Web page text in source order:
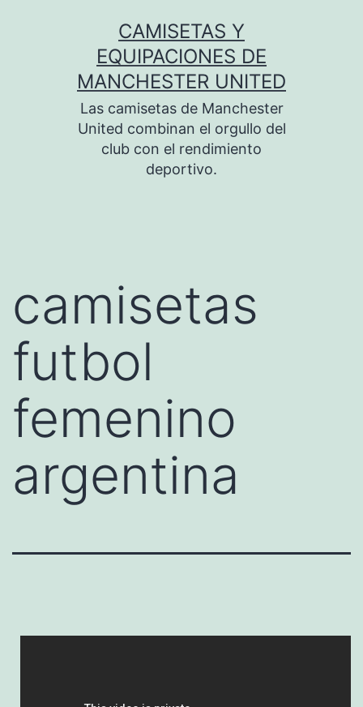
CAMISETAS Y
EQUIPACIONES DE
MANCHESTER UNITED
Las camisetas de Manchester
United combinan el orgullo del
club con el rendimiento
deportivo.
camisetas
futbol
femenino
argentina